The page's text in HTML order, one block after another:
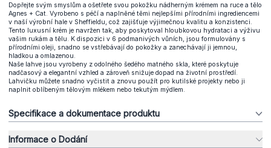
Dopřejte svým smyslům a ošetřete svou pokožku nádherným krémem na ruce a tělo
Agnes + Cat. Vyrobeno s péčí a naplněné těmi nejlepšími přírodními ingrediencemi
v naší výrobní hale v Sheffieldu, což zajišťuje výjimečnou kvalitu a konzistenci.
Tento luxusní krém je navržen tak, aby poskytoval hloubkovou hydrataci a výživu
vašim rukám a tělu. K dispozici v 6 podmanivých vůních, jsou formulovány s
přírodními oleji, snadno se vstřebávají do pokožky a zanechávají ji jemnou,
hladkou a omlazenou.
Naše lahve jsou vyrobeny z odolného šedého matného skla, které poskytuje
nadčasový a elegantní vzhled a zároveň snižuje dopad na životní prostředí.
Lahvičku můžete snadno vyčistit a znovu použít pro kutilské projekty nebo ji
naplnit oblíbeným tělovým mlékem nebo tekutým mýdlem.
Specifikace a dokumentace produktu
Informace o Dodání